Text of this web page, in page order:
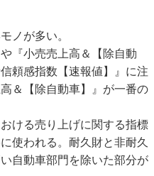
ノが多い。
『小売売上高＆【除自動
頼感指数【速報値】』に注
＆【除自動車】』が一番の
ける売り上げに関する指標
使われる。耐久財と非耐久
自動車部門を除いた部分が